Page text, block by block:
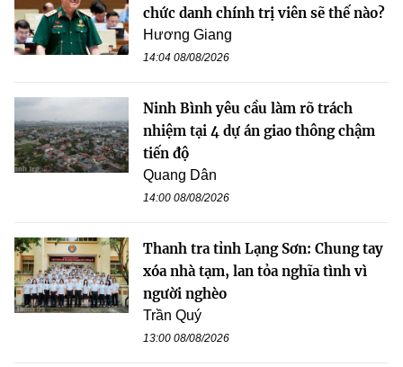
chức danh chính trị viên sẽ thế nào?
Hương Giang
14:04 08/08/2026
Ninh Bình yêu cầu làm rõ trách
nhiệm tại 4 dự án giao thông chậm
tiến độ
Quang Dân
14:00 08/08/2026
Thanh tra tỉnh Lạng Sơn: Chung tay
xóa nhà tạm, lan tỏa nghĩa tình vì
người nghèo
Trần Quý
13:00 08/08/2026